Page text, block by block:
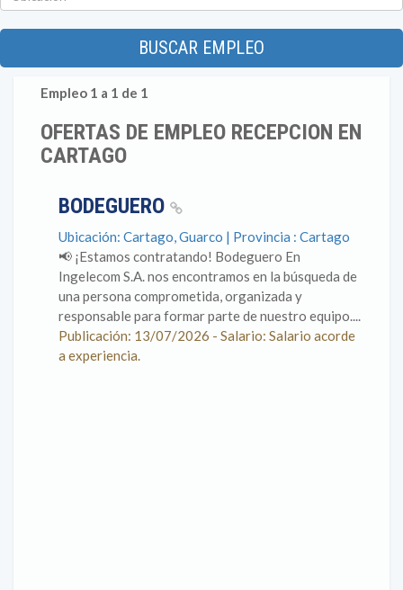
BUSCAR EMPLEO
Empleo 1 a 1 de 1
OFERTAS DE EMPLEO RECEPCION EN
CARTAGO
BODEGUERO
Ubicación: Cartago, Guarco | Provincia : Cartago
📢 ¡Estamos contratando! Bodeguero En
Ingelecom S.A. nos encontramos en la búsqueda de
una persona comprometida, organizada y
responsable para formar parte de nuestro equipo....
Publicación: 13/07/2026 - Salario: Salario acorde
a experiencia.